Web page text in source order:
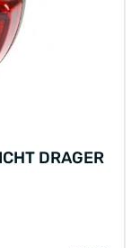
DRAGER